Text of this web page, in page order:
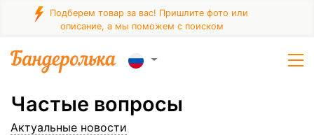
Подберем товар за вас! Пришлите фото или
описание, а мы поможем с поиском
Частые вопросы
Актуальные новости